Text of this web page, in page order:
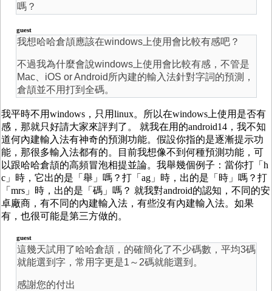
嗎？
guest
我想哈哈倉頡應該在windows上使用會比較有感吧？
不過我為什麼會說windows上使用會比較有感，不管是
Mac、iOS or Android所內建的輸入法針對字詞的預測，
倉頡並不用打到全碼。
我平時不用windows，只用linux。所以在windows上使用是否有
感，那就只好請大家來評判了。 就我在用的android14，我不知
道何內建輸入法有神奇的預測功能。假設你指的是逐漸提示功
能，那很多輸入法都有的。目前我想像不到何種預測功能，可
以跟哈哈倉頡的高頻冒泡相提並論。我舉幾個例子：當你打「h
c」時，它出的是「舉」嗎？打「ag」時，出的是「時」嗎？打
「mrs」時，出的是「碼」嗎？ 就我對android的認知，不同的安
卓廠商，有不同的內建輸入法，有些沒有內建輸入法。如果
有，也很可能是第三方做的。
guest
這幾天試用了哈哈倉頡，的確簡化了不少碼數，平均3碼
就能選到字，常用字更是1～2碼就能選到。
感謝您的付出